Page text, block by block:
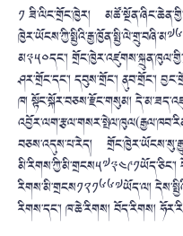
༡ ཟི་ལིང་གྲོང་ཁྱེར།
མ༣༥༠དང་།
ཤར་གྲོང་དང་། དབུས་གྲོང་། ནུབ་གྲོང་།
ཁ། སྟོང་སྐོར་བཅས་རྫོང་གསུམ།
བཅས་འདུས་པ་རེད།
མི་རིགས་ཀྱི་མི་གྲངས༥༧༣༤༩༡ཡོད་ཅིང་།
རིགས་མི་གྲངས༡༢༡༦༦༧ཡོད་ལ།
རིགས་དང་། ཁ་ཆེ་རིགས། བོད་རིགས།